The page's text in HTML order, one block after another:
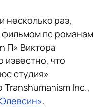
несколько раз,
по романам
П» Виктора
известно, что
студия»
Transhumanism Inc.,
.